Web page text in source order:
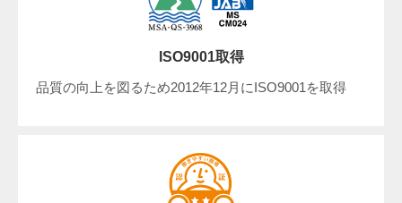
ISO9001取得
品質の向上を図るため2012年12月にISO9001を取得